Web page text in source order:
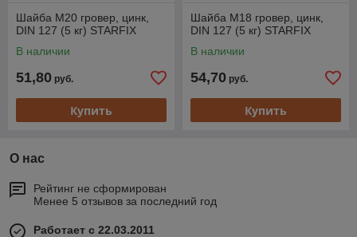
Шайба М20 гровер, цинк,
DIN 127 (5 кг) STARFIX
В наличии
51,80 руб.
Купить
Шайба М18 гровер, цинк,
DIN 127 (5 кг) STARFIX
В наличии
54,70 руб.
Купить
О нас
Рейтинг не сформирован
Менее 5 отзывов за последний год
Работает с 22.03.2011